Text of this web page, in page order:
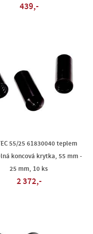
439,-
55/25 61830040 teplem
koncová krytka, 55 mm -
25 mm, 10 ks
2 372,-